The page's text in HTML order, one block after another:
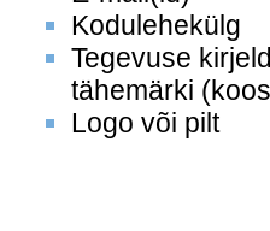
Kodulehekülg
Tegevuse
tähemärki
Logo või pilt